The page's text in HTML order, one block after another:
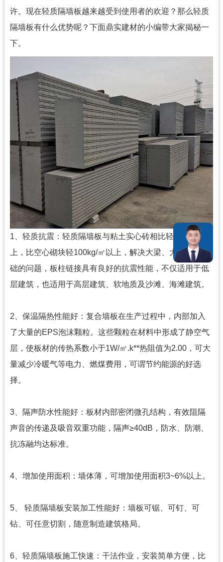
许。现在轻质隔墙板越来越受到使用者的欢迎？那么轻质
隔墙板有什么优势呢？下面鼎实建材的小编带大家揭秘一
下。
1、轻质抗震：轻质隔墙板与粘土实心砖相比轻十倍以
上，比空心砌块轻100kg/㎡以上，解决大梁、大挂、深基
础的问题，板柱链接具有良好的抗震性能，不仅适用于低
层建筑，也适用于高层建筑、软地质及沙滩、海滩建筑。
2、保温隔热性能好：复合墙板在生产过程中，内部加入
了大量的EPS泡沫颗粒。这些颗粒在材料中形成了静空气
层，使板材的传热系数小于1W/㎡.k**热阻值为2.00，可大
量减少冷暖气等电力、燃煤费用，可谓节约能源的好选
择。
3、隔声防水性能好：板材内部密闭微孔结构，有效阻隔
声音的传递及吸音双重功能，隔声≥40dB，防水、防潮、
抗冻融均达标准。
4、增加使用面积：墙体薄，可增加使用面积3~6%以上。
5、 轻质隔墙板安装加工性能好：墙板可锯、可钉、可
钻、可任意切割，随意制造建筑格局。
6、轻质隔墙板施工快速：干法作业，安装简单方便，比